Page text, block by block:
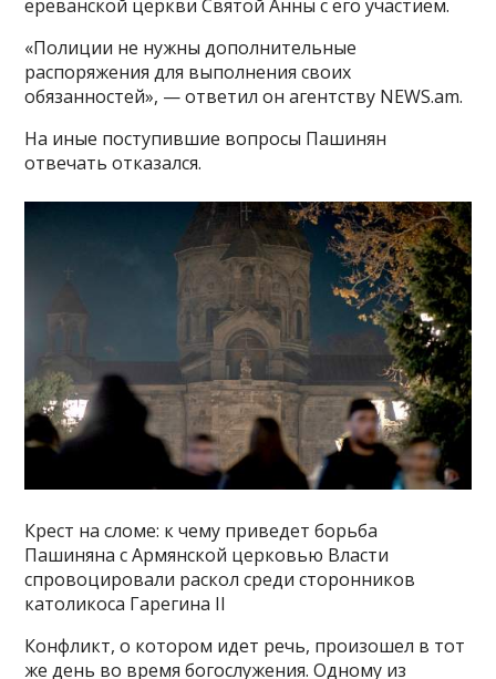
ереванской церкви Святой Анны с его участием.
«Полиции не нужны дополнительные
распоряжения для выполнения своих
обязанностей», — ответил он агентству NEWS.am.
На иные поступившие вопросы Пашинян
отвечать отказался.
Крест на сломе: к чему приведет борьба
Пашиняна с Армянской церковью Власти
спровоцировали раскол среди сторонников
католикоса Гарегина II
Конфликт, о котором идет речь, произошел в тот
же день во время богослужения. Одному из